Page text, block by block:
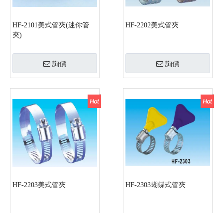
HF-2101美式管夾(迷你管
夾)
詢價
HF-2202美式管夾
詢價
HF-2203美式管夾 HF-2303蝴蝶式管夾